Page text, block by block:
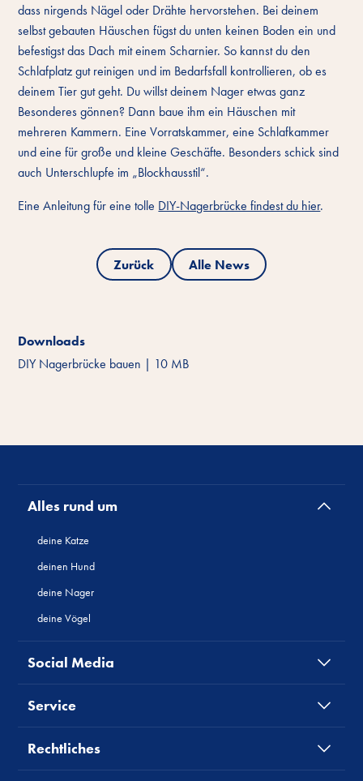
dass nirgends Nägel oder Drähte hervorstehen. Bei deinem
selbst gebauten Häuschen fügst du unten keinen Boden ein und
befestigst das Dach mit einem Scharnier. So kannst du den
Schlafplatz gut reinigen und im Bedarfsfall kontrollieren, ob es
deinem Tier gut geht. Du willst deinem Nager etwas ganz
Besonderes gönnen? Dann baue ihm ein Häuschen mit
mehreren Kammern. Eine Vorratskammer, eine Schlafkammer
und eine für große und kleine Geschäfte. Besonders schick sind
auch Unterschlupfe im „Blockhausstil“.
Eine Anleitung für eine tolle DIY-Nagerbrücke findest du hier.
Zurück Alle News
Downloads
DIY Nagerbrücke bauen | 10 MB
Alles rund um
deine Katze
deinen Hund
deine Nager
deine Vögel
Social Media
Service
Rechtliches